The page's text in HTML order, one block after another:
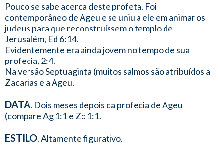
Pouco se sabe acerca deste profeta. Foi
contemporâneo de Ageu e se uniu a ele em animar os
judeus para que reconstruíssem o templo de
Jerusalém, Ed 6:14.
Evidentemente era ainda jovem no tempo de sua
profecia, 2:4.
Na versão Septuaginta (muitos salmos são atribuídos a
Zacarias e a Ageu.
DATA. Dois meses depois da profecia de Ageu
(compare Ag 1:1 e Zc 1:1.
ESTILO. Altamente figurativo.